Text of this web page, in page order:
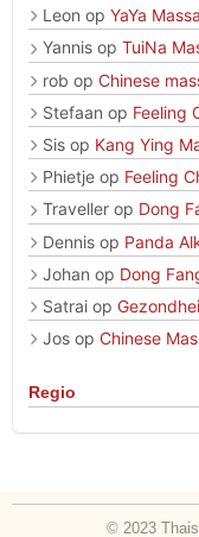
Leon op YaYa
Yannis op TuiNa
rob op Chinese
Stefaan op Feeling
Sis op Kang Ying
Phietje op Feeling
Traveller op Dong
Dennis op Panda
Johan op Dong
Satrai op
Jos op Chinese
Regio
© 2023